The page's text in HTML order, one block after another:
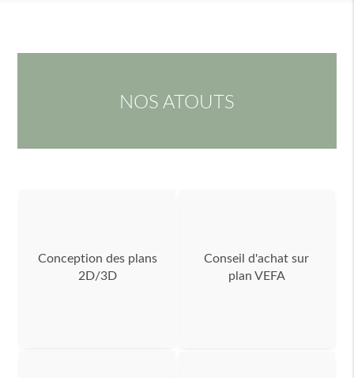
NOS ATOUTS
Conception des plans
2D/3D
Conseil d'achat sur
plan VEFA